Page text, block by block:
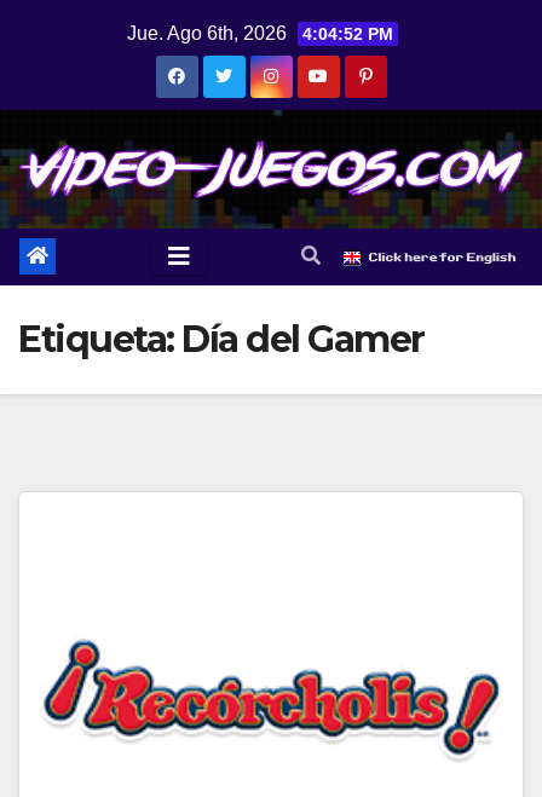
Jue. Ago 6th, 2026 4:04:53 PM
Etiqueta: Día del Gamer